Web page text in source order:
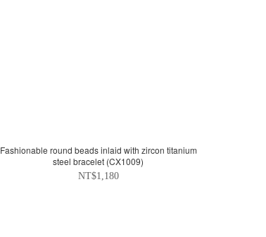
Fashionable round beads inlaid with zircon titanium
steel bracelet (CX1009)
NT$1,180